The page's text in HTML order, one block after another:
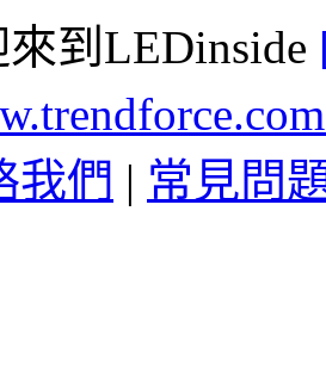
到LEDinside
我們 | 常見問